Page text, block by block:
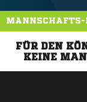
MANNSCHAFTS-
FÜR DEN
KEINE